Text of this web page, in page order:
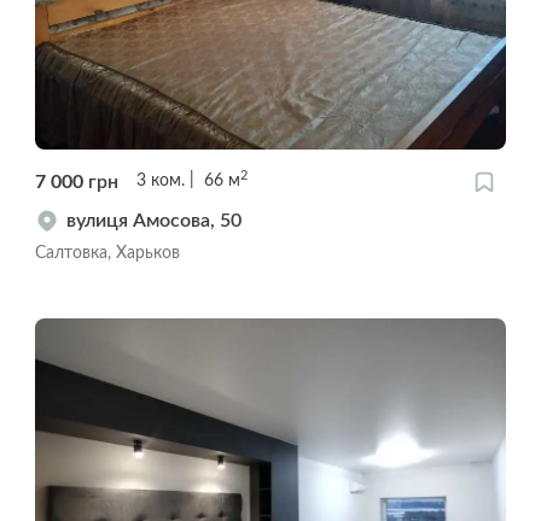
7 000 грн 3 ком. 66 м 2
вулиця Амосова, 50
Салтовка, Харьков